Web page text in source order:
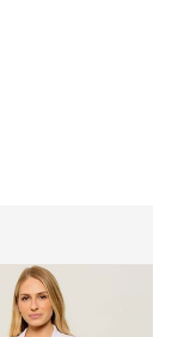
Tommy